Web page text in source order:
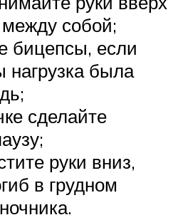
собой;
бицепсы, если
нагрузка была
сделайте
руки вниз,
в грудном